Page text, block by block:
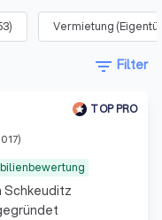
in Schkeuditz vor
zu kompetenten
Listen, den
) Vermietung
filter_list Filter
TOP PRO